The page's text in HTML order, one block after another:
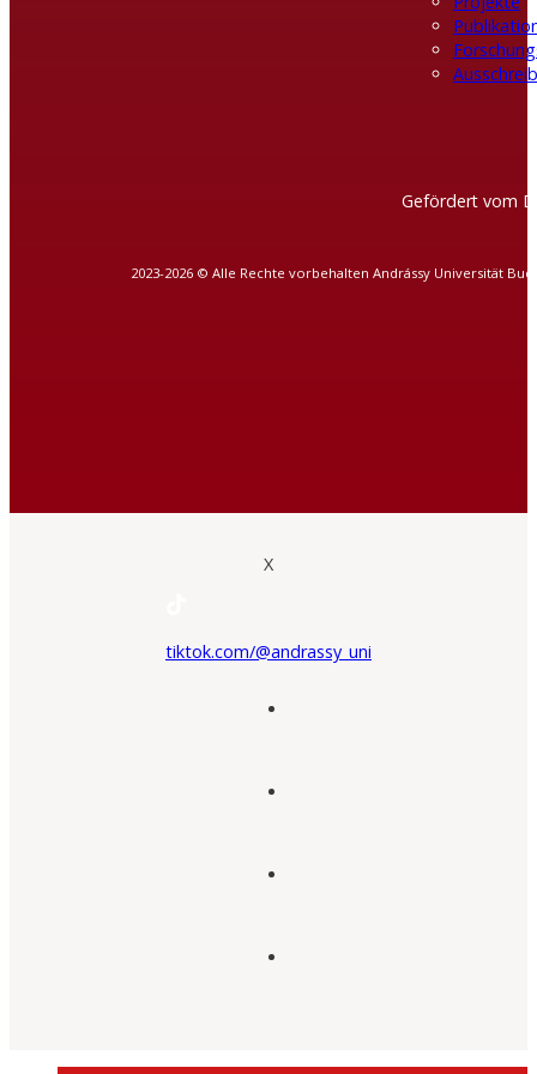
Gefördert vom
2023-2026 © Alle Rechte vorbehalten Andrássy Universität
X
tiktok.com/@andrassy_uni